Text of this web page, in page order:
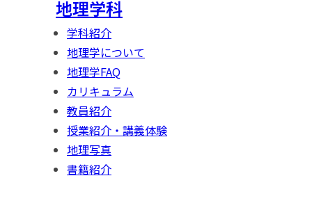
地理学科
学科紹介
地理学について
地理学FAQ
カリキュラム
教員紹介
授業紹介・講義体験
地理写真
書籍紹介